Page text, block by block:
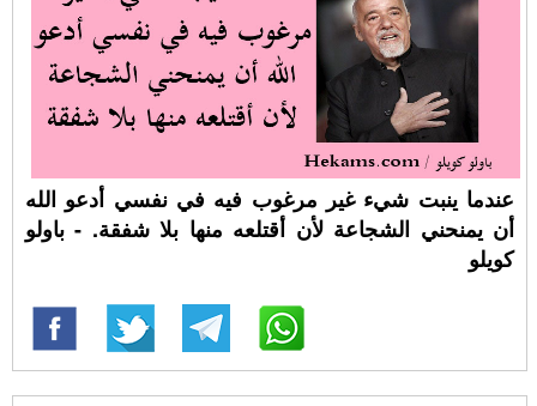
عندما ينبت شيء غير مرغوب فيه في نفسي أدعو الله
أن يمنحني الشجاعة لأن أقتلعه منها بلا شفقة. - باولو
كويلو